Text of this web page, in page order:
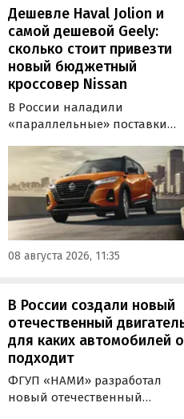
Дешевле Haval Jolion и
самой дешевой Geely:
сколько стоит привезти
новый бюджетный
кроссовер Nissan
В России наладили
«параллельные» поставки
Nissan Kicks, которые
официально продаются в
Китае, США, на Ближнем
Востоке и в Юго-Восточной
Азии. В основном к нам
попадают машины
сборки, стоящие на одном из
«Автоновости дня».
08 августа 2026, 11:35
В России создали новый
отечественный
для каких автомобилей
подходит
ФГУП «НАМИ» разработал
новый отечественный